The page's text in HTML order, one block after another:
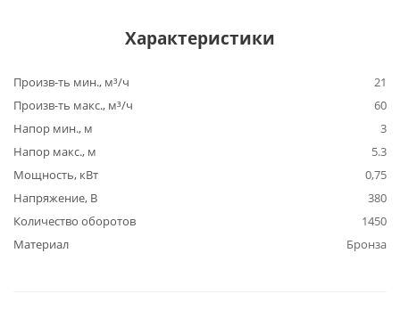
Характеристики
Произв-ть мин., м³/ч
21
Произв-ть макс., м³/ч
60
Напор мин., м
3
Напор макс., м
5.3
Мощность, кВт
0,75
Напряжение, В
380
Количество оборотов
1450
Материал
Бронза